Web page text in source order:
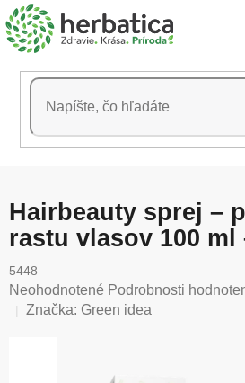
Prejsť
na
obsah
Hairbeauty sprej –
rastu vlasov 100 ml
5448
Priemerné
hodnotenie
Neohodnotené Podrobnosti
Značka: Green idea